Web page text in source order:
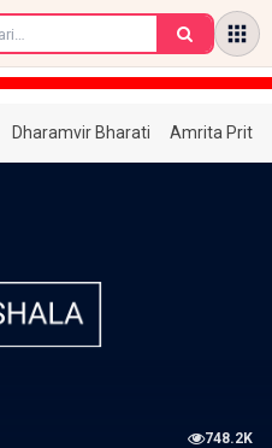
Dharamvir Bharati Amrita
748.2K